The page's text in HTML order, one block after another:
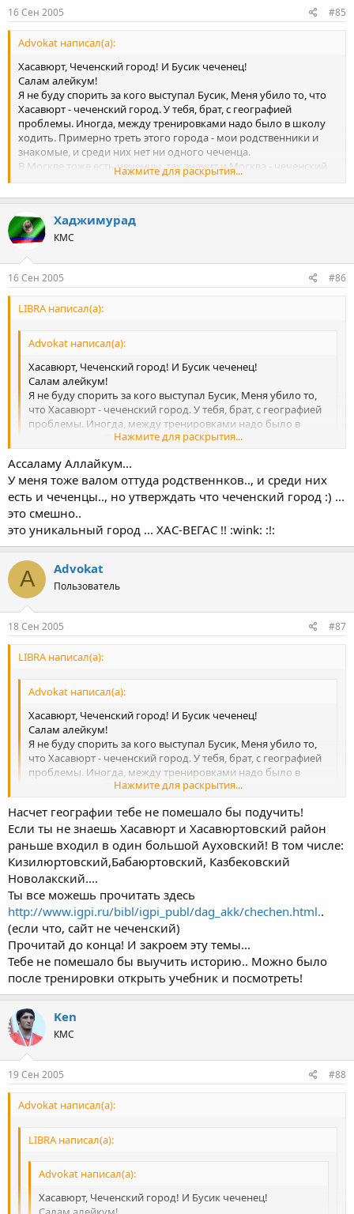
16 Сен 2005 #85
Advokat написал(а):
Хасавюрт, Чеченский город! И Бусик чеченец!
Салам алейкум!
Я не буду спорить за кого выступал Бусик, Меня убило то, что
Хасавюрт - чеченский город. У тебя, брат, с географией
проблемы. Иногда, между тренировками надо было в школу
ходить. Примерно треть этого города - мои родственники и
знакомые, и среди них нет ни одного чеченца.
В Москве тоже есть чеченцы, так значит и Москва - чеченский
Здорово, да? Москва - столица Ичкерии )))
Нажмите для раскрытия...
Хаджимурад
КМС
16 Сен 2005 #86
LIBRA написал(а):
Advokat написал(а):
Хасавюрт, Чеченский город! И Бусик чеченец!
Салам алейкум!
Я не буду спорить за кого выступал Бусик, Меня убило то,
что Хасавюрт - чеченский город. У тебя, брат, с географией
проблемы. Иногда, между тренировками надо было в
школу ходить. Примерно треть этого города - мои
чеченца.
В Москве тоже есть чеченцы, так значит и Москва -
чеченский город?
Здорово, да? Москва - столица Ичкерии )))
Нажмите для раскрытия...
Нажмите для раскрытия...
Ассаламу Аллайкум...
У меня тоже валом оттуда родственнков.., и среди них
есть и чеченцы.., но утверждать что чеченский город :) ...
это смешно..
это уникальный город ... ХАС-ВЕГАС !! :wink: :!:
A Advokat
Пользователь
18 Сен 2005 #87
LIBRA написал(а):
Advokat написал(а):
Хасавюрт, Чеченский город! И Бусик чеченец!
Салам алейкум!
Я не буду спорить за кого выступал Бусик, Меня убило то,
что Хасавюрт - чеченский город. У тебя, брат, с географией
проблемы. Иногда, между тренировками надо было в
школу ходить. Примерно треть этого города - мои
чеченца.
В Москве тоже есть чеченцы, так значит и Москва -
чеченский город?
Здорово, да? Москва - столица Ичкерии )))
Нажмите для раскрытия...
Нажмите для раскрытия...
Насчет географии тебе не помешало бы подучить!
Если ты не знаешь Хасавюрт и Хасавюртовский район
раньше входил в один большой Ауховский! В том числе:
Кизилюртовский,Бабаюртовский, Казбековский
Новолакский....
Ты все можешь прочитать здесь
http://www.igpi.ru/bibl/igpi_publ/dag_akk/chechen.html..
(если что, сайт не чеченский)
Прочитай до конца! И закроем эту темы...
Тебе не помешало бы выучить историю.. Можно было
после тренировки открыть учебник и посмотреть!
Ken
КМС
19 Сен 2005 #88
Advokat написал(а):
LIBRA написал(а):
Advokat написал(а):
Хасавюрт, Чеченский город! И Бусик чеченец!